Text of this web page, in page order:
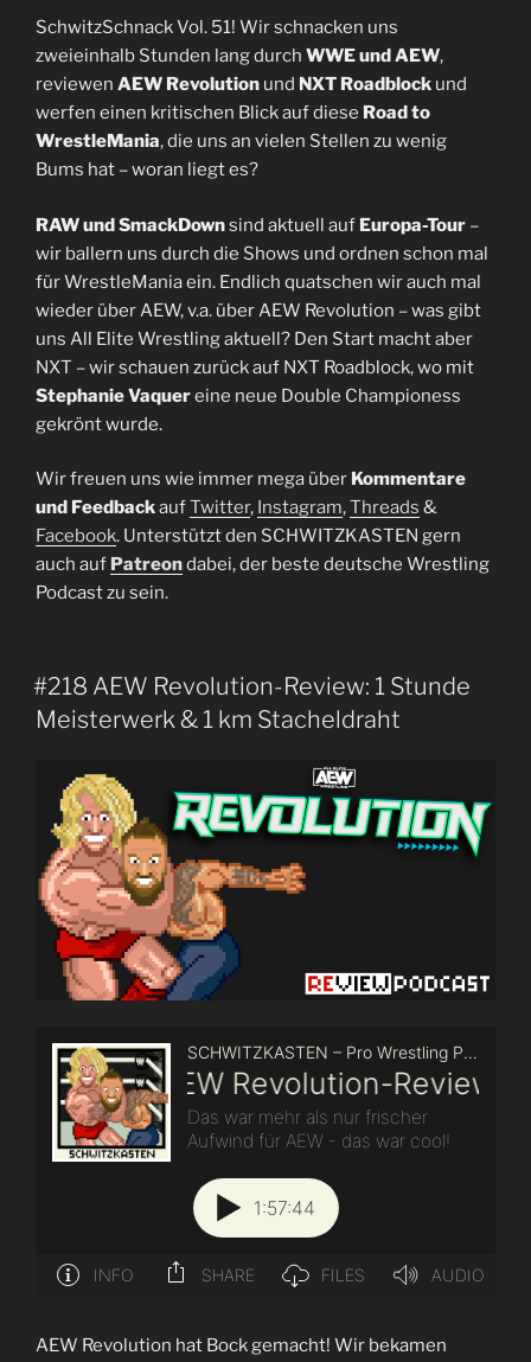
SchwitzSchnack Vol. 51! Wir schnacken uns
zweieinhalb Stunden lang durch WWE und AEW,
reviewen AEW Revolution und NXT Roadblock und
werfen einen kritischen Blick auf diese Road to
WrestleMania, die uns an vielen Stellen zu wenig
Bums hat – woran liegt es?
RAW und SmackDownsind aktuell auf Europa-Tour –
wir ballern uns durch die Shows und ordnen schon mal
für WrestleMania ein. Endlich quatschen wir auch mal
wieder über AEW, v.a. über AEW Revolution – was gibt
uns All Elite Wrestling aktuell? Den Start macht aber
NXT – wir schauen zurück auf NXT Roadblock, wo mit
Stephanie Vaquereine neue Double Championess
gekrönt wurde.
Wir freuen uns wie immer mega über Kommentare
und FeedbackaufTwitter, Instagram,Threads &
Facebook. Unterstützt den SCHWITZKASTEN gern
auch auf Patreondabei, der beste deutsche Wrestling
Podcast zu sein.
#218 AEW Revolution-Review: 1 Stunde
Meisterwerk & 1 km Stacheldraht
AEW Revolution hat Bock gemacht! Wir bekamen